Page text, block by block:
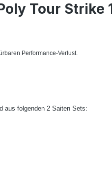
Tour Strike
Performance-Verlust.
aus folgenden 2 Saiten Sets: